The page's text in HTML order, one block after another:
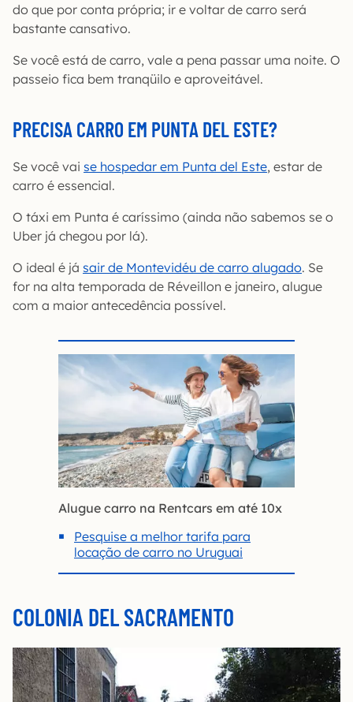
do que por conta própria; ir e voltar de carro será
bastante cansativo.
Se você está de carro, vale a pena passar uma noite. O
passeio fica bem tranqüilo e aproveitável.
PRECISA CARRO EM PUNTA DEL ESTE?
Se você vai se hospedar em Punta del Este, estar de
carro é essencial.
O táxi em Punta é caríssimo (ainda não sabemos se o
Uber já chegou por lá).
O ideal é já sair de Montevidéu de carro alugado. Se
for na alta temporada de Réveillon e janeiro, alugue
com a maior antecedência possível.
Alugue carro na Rentcars em até 10x
Pesquise a melhor tarifa para
locação de carro no Uruguai
COLONIA DEL SACRAMENTO